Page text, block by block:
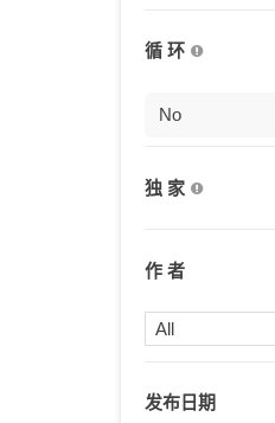
野心勃勃
极好的
轻快
平静的
迷人
循 环
No
独 家
作 者
All
发布日期